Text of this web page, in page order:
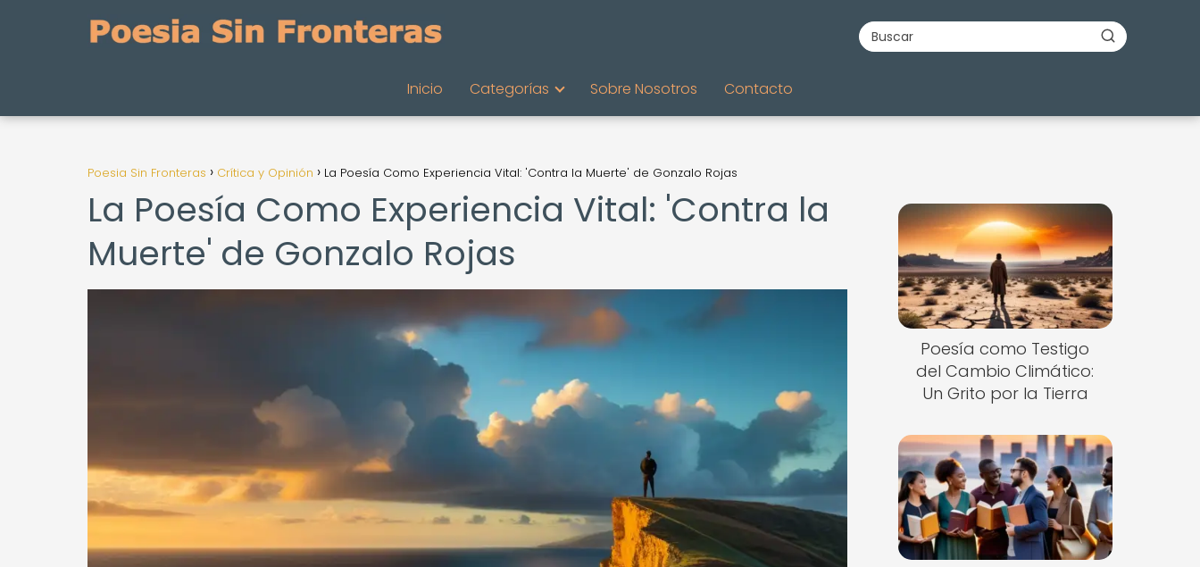
Inicio Categorías Sobre Nosotros Contacto
Poesia Sin Fronteras Crítica y Opinión La Poesía Como Experiencia Vital: 'Contra la Muerte' de Gonzalo Rojas
La Poesía Como Experiencia Vital: 'Contra la
Muerte' de Gonzalo Rojas
Nuevo
Poesía como Testigo
del Cambio Climático:
Un Grito por la Tierra
Nuevo